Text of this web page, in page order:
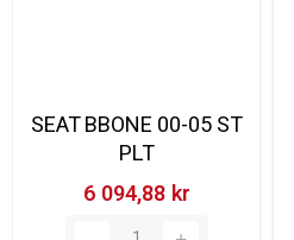
SEAT BBONE 00-05 ST
PLT
6 094,88 kr‎